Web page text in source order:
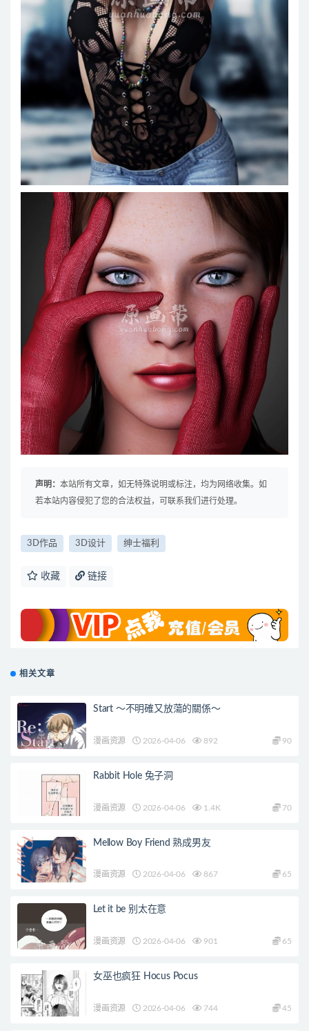
声明： 本站所有文章，如无特殊说明或标注，均为网络收集。如
若本站内容侵犯了您的合法权益，可联系我们进行处理。
3D作品 3D设计 绅士福利
收藏 链接
相关文章
Start ～不明確又放蕩的關係～
漫画资源 2026-04-06 892 90
Rabbit Hole 兔子洞
漫画资源 2026-04-06 1.4K 70
Mellow Boy Friend 熟成男友
漫画资源 2026-04-06 867 65
Let it be 别太在意
漫画资源 2026-04-06 901 65
女巫也疯狂 Hocus Pocus
漫画资源 2026-04-06 744 45